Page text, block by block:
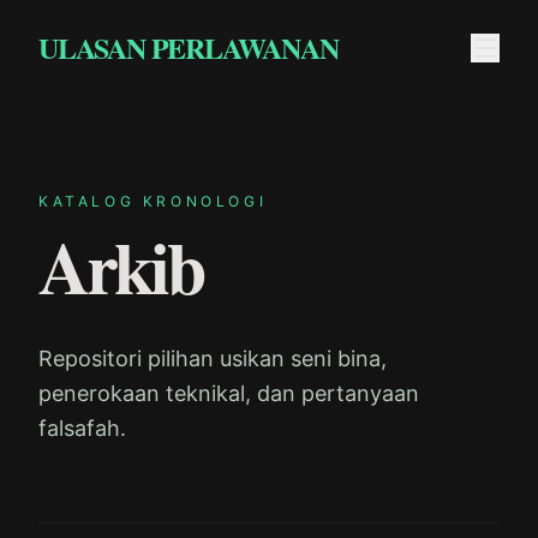
ULASAN PERLAWANAN
KATALOG KRONOLOGI
Arkib
Repositori pilihan usikan seni bina,
penerokaan teknikal, dan pertanyaan
falsafah.